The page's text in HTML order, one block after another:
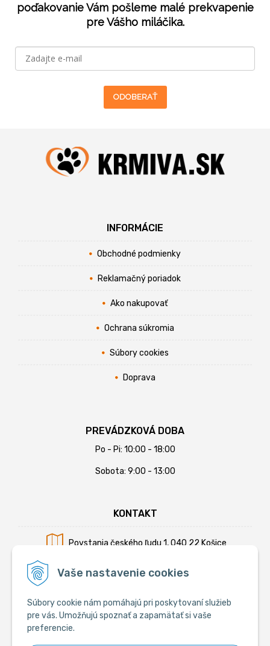
Vaše nastavenie cookies
Súbory cookie nám pomáhajú pri poskytovaní služieb
pre vás. Umožňujú spoznať a zapamätať si vaše
preferencie.
poďakovanie Vám pošleme malé prekvapenie
pre Vášho miláčika.
ODOBERAŤ
INFORMÁCIE
Obchodné podmienky
Reklamačný poriadok
Ako nakupovať
Ochrana súkromia
Súbory cookies
Doprava
PREVÁDZKOVÁ DOBA
Po - Pi: 10:00 - 18:00
Sobota: 9:00 - 13:00
KONTAKT
Povstania českého ľudu 1, 040 22 Košice
Mobil:+421 902 794 355
E-mail:info@krmiva.sk